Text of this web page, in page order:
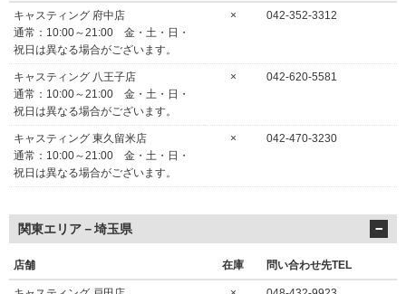
キャスティング 府中店
通常：10:00～21:00 金・土・日・
祝日は異なる場合がございます。
× 042-352-3312
キャスティング 八王子店
通常：10:00～21:00 金・土・日・
祝日は異なる場合がございます。
× 042-620-5581
キャスティング 東久留米店
通常：10:00～21:00 金・土・日・
祝日は異なる場合がございます。
× 042-470-3230
関東エリア－埼玉県
店舗 在庫 問い合わせ先TEL